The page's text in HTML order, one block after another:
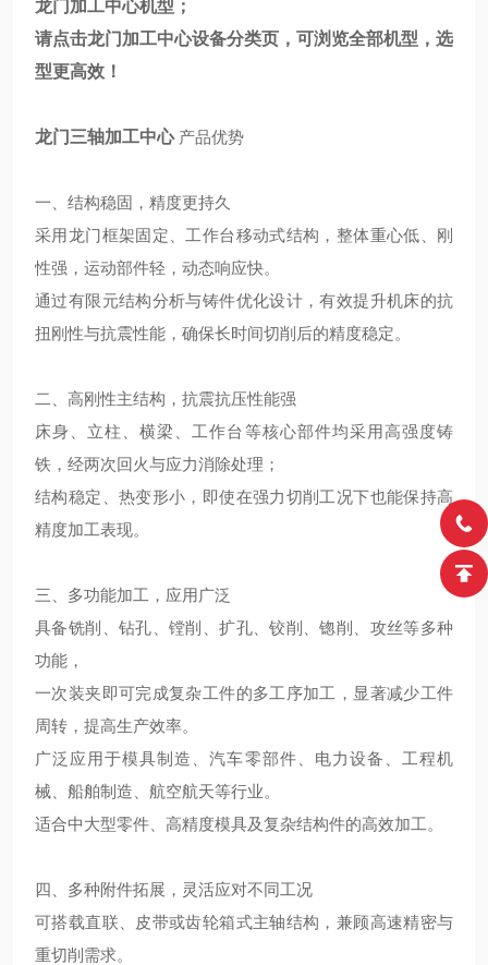
龙门加工中心机型；
请点击龙门加工中心设备分类页，可浏览全部机型，选
型更高效！
龙门三轴加工中心产品优势
一、结构稳固，精度更持久
采用龙门框架固定、工作台移动式结构，整体重心低、刚
性强，运动部件轻，动态响应快。
通过有限元结构分析与铸件优化设计，有效提升机床的抗
扭刚性与抗震性能，确保长时间切削后的精度稳定。
二、高刚性主结构，抗震抗压性能强
床身、立柱、横梁、工作台等核心部件均采用高强度铸
铁，经两次回火与应力消除处理；
结构稳定、热变形小，即使在强力切削工况下也能保持高
精度加工表现。
三、多功能加工，应用广泛
具备铣削、钻孔、镗削、扩孔、铰削、锪削、攻丝等多种
功能，
一次装夹即可完成复杂工件的多工序加工，显著减少工件
周转，提高生产效率。
广泛应用于模具制造、汽车零部件、电力设备、工程机
械、船舶制造、航空航天等行业。
适合中大型零件、高精度模具及复杂结构件的高效加工。
四、多种附件拓展，灵活应对不同工况
可搭载直联、皮带或齿轮箱式主轴结构，兼顾高速精密与
重切削需求。